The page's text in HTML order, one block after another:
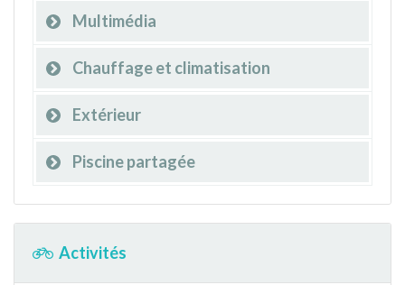
Multimédia
Chauffage et climatisation
Extérieur
Piscine partagée
Activités